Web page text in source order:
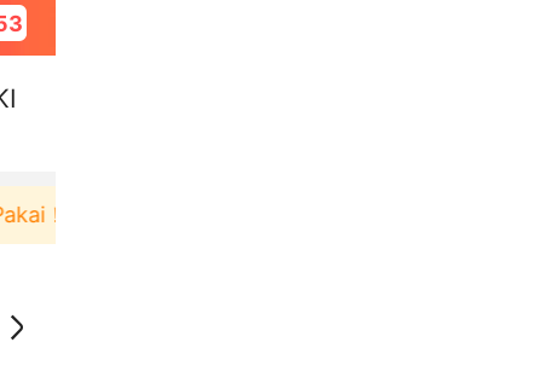
Pengguna baru berbelanja di aplikasi Akulaku